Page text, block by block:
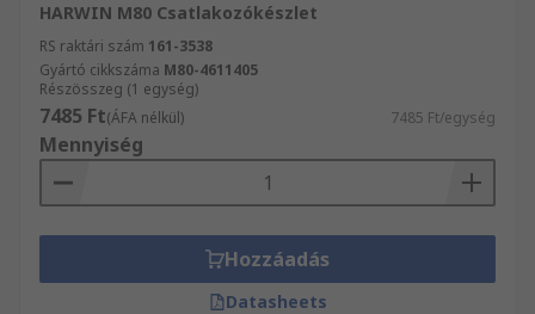
HARWIN M80 Csatlakozókészlet
RS raktári szám 161-3538
Gyártó cikkszáma M80-4611405
Részösszeg (1 egység)
7485 Ft(ÁFA nélkül) 7485 Ft/egység
Mennyiség
Hozzáadás
Datasheets